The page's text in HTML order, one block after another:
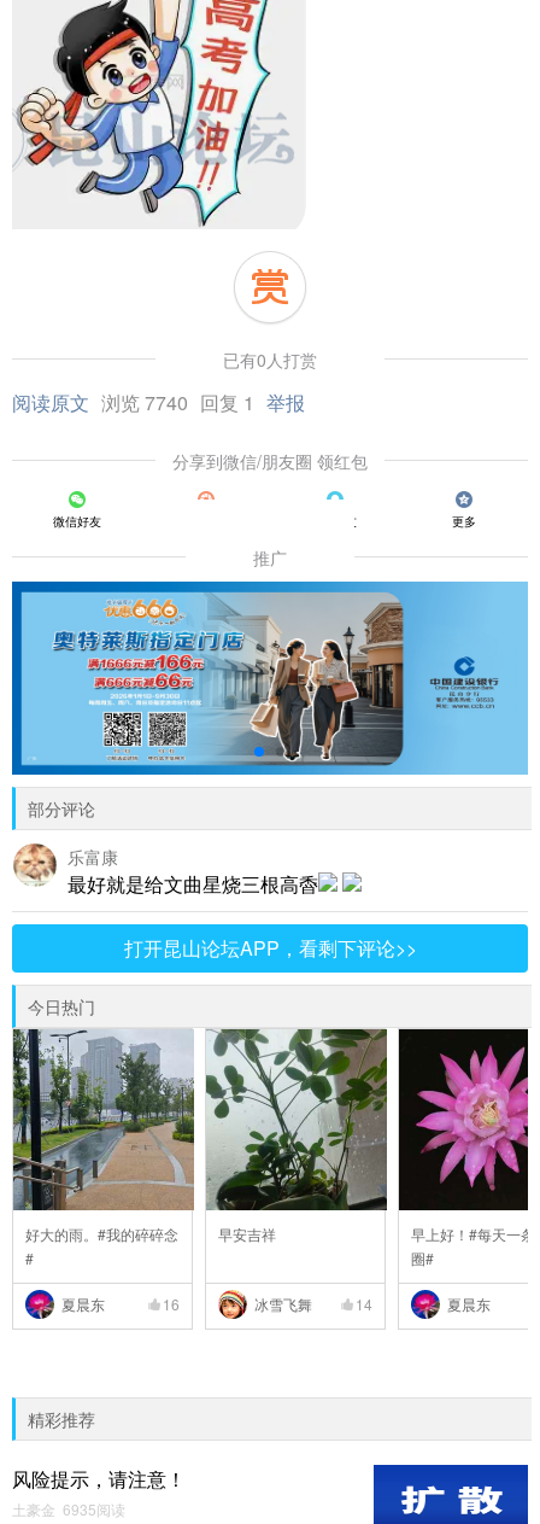
已有0人打赏
阅读原文 浏览 7740 回复 1 举报
分享到微信/朋友圈 领红包
微信好友 QQ好友 更多
推广
部分评论
乐富康
最好就是给文曲星烧三根高稥
打开昆山论坛APP，看剩下评论>>
今日热门
好大的雨。#我的碎碎念
#
夏晨东 16
早安吉祥
冰雪飞舞 14
早上好！#每天一条
圈#
夏晨东
精彩推荐
风险提示，请注意！
土豪金 6935阅读